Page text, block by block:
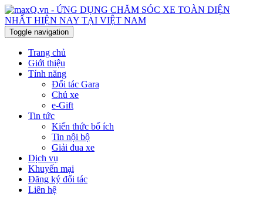
Toggle navigation
Trang chủ
Giới thiệu
Tính năng
Đối tác Gara
Chủ xe
e-Gift
Tin tức
Kiến thức bổ ích
Tin nội bộ
Giải đua xe
Dịch vụ
Khuyến mại
Đăng ký đối tác
Liên hệ